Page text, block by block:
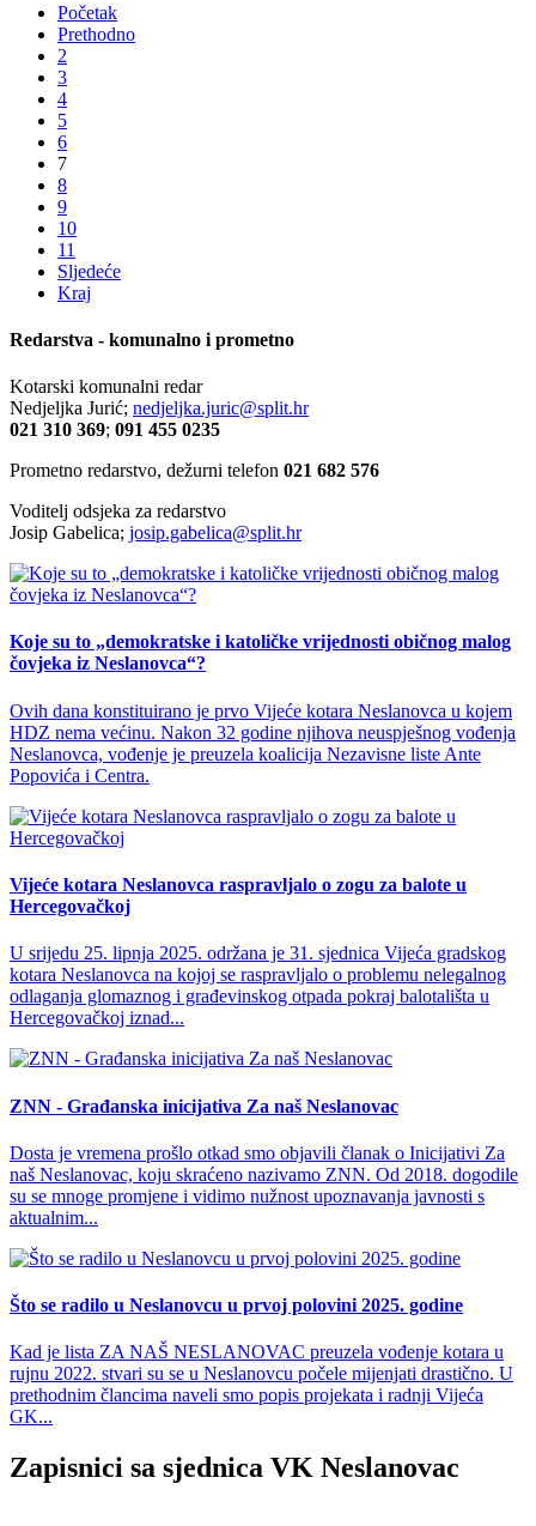
Početak
Prethodno
2
3
4
5
6
7
8
9
10
11
Sljedeće
Kraj
Redarstva - komunalno i prometno
Kotarski komunalni redar
Nedjeljka Jurić; nedjeljka.juric@split.hr
021 310 369; 091 455 0235
Prometno redarstvo, dežurni telefon 021 682 576
Voditelj odsjeka za redarstvo
Josip Gabelica; josip.gabelica@split.hr
Koje su to „demokratske i katoličke vrijednosti običnog malog
čovjeka iz Neslanovca“?
Ovih dana konstituirano je prvo Vijeće kotara Neslanovca u kojem
HDZ nema većinu. Nakon 32 godine njihova neuspješnog vođenja
Neslanovca, vođenje je preuzela koalicija Nezavisne liste Ante
Popovića i Centra.
Vijeće kotara Neslanovca raspravljalo o zogu za balote u
Hercegovačkoj
U srijedu 25. lipnja 2025. održana je 31. sjednica Vijeća gradskog
kotara Neslanovca na kojoj se raspravljalo o problemu nelegalnog
odlaganja glomaznog i građevinskog otpada pokraj balotališta u
Hercegovačkoj iznad...
ZNN - Građanska inicijativa Za naš Neslanovac
Dosta je vremena prošlo otkad smo objavili članak o Inicijativi Za
naš Neslanovac, koju skraćeno nazivamo ZNN. Od 2018. dogodile
su se mnoge promjene i vidimo nužnost upoznavanja javnosti s
aktualnim...
Što se radilo u Neslanovcu u prvoj polovini 2025. godine
Kad je lista ZA NAŠ NESLANOVAC preuzela vođenje kotara u
rujnu 2022. stvari su se u Neslanovcu počele mijenjati drastično. U
prethodnim člancima naveli smo popis projekata i radnji Vijeća
GK...
Zapisnici sa sjednica VK Neslanovac